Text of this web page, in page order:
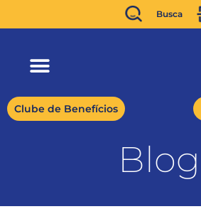
Busca
Clube de Benefícios
Blog